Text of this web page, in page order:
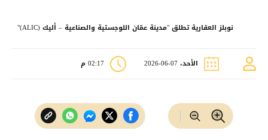
نوبلز العقارية تطلق "مدينة عمّان اللوجستية والصناعية – أليك (ALIC)"
الأحد، 07-06-2026 02:17 م